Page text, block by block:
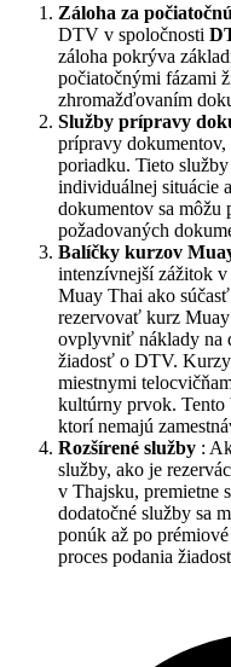
Záloha za
DTV v spoločnosti
záloha pokrýva
počiatočnými fázami
zhromažďovaním
Služby prípravy
prípravy
poriadku. Tieto
individuálnej situácie
dokumentov sa
požadovaných
Balíčky kurzov
intenzívnejší zážitok
Muay Thai ako
rezervovať kurz
ovplyvniť náklady na
žiadosť o DTV.
miestnymi
kultúrny prvok. Tento
ktorí nemajú
Rozšírené služby :
služby, ako je
v Thajsku, premietne
dodatočné služby sa
ponúk až po
proces podania